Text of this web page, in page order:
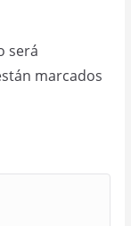
será
marcados